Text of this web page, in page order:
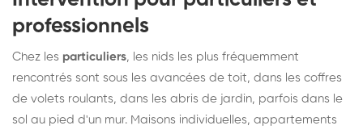
professionnels
Chez les particuliers, les nids les plus fréquemment
rencontrés sont sous les avancées de toit, dans les coffres
de volets roulants, dans les abris de jardin, parfois dans le
sol au pied d'un mur. Maisons individuelles, appartements